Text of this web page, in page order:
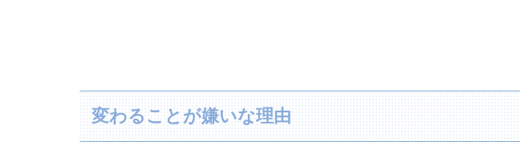
変わることが嫌いな理由